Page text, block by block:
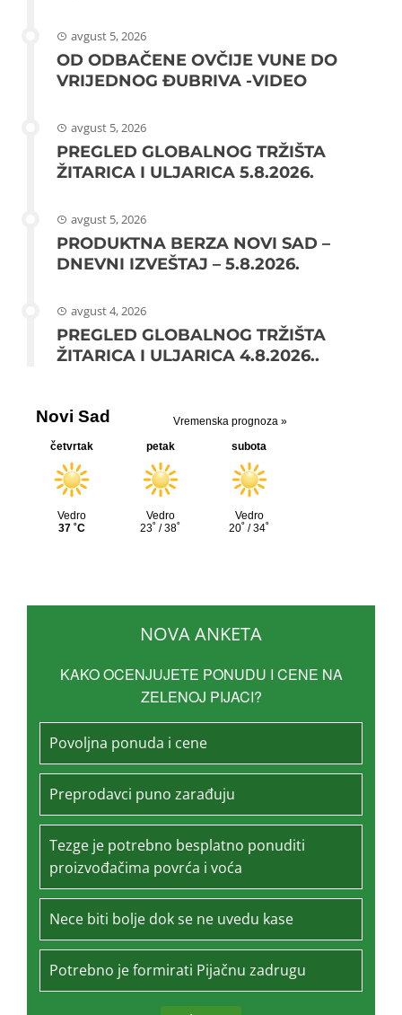
avgust 5, 2026
OD ODBAČENE OVČIJE VUNE DO
VRIJEDNOG ĐUBRIVA -VIDEO
avgust 5, 2026
PREGLED GLOBALNOG TRŽIŠTA
ŽITARICA I ULJARICA 5.8.2026.
avgust 5, 2026
PRODUKTNA BERZA NOVI SAD –
DNEVNI IZVEŠTAJ – 5.8.2026.
avgust 4, 2026
PREGLED GLOBALNOG TRŽIŠTA
ŽITARICA I ULJARICA 4.8.2026..
NOVA ANKETA
KAKO OCENJUJETE PONUDU I CENE NA
ZELENOJ PIJACI?
Povoljna ponuda i cene
Preprodavci puno zarađuju
Tezge je potrebno besplatno ponuditi
proizvođačima povrća i voća
Nece biti bolje dok se ne uvedu kase
Potrebno je formirati Pijačnu zadrugu